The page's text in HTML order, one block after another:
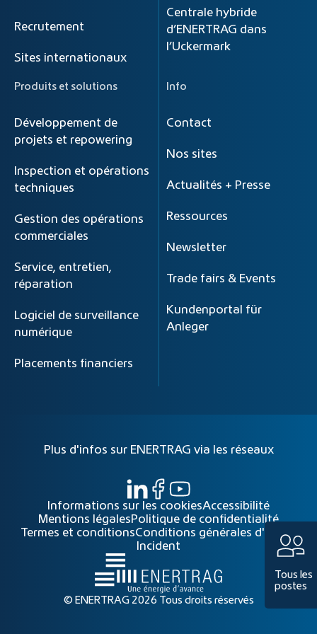
Tous les
postes
Recrutement
Sites internationaux
Centrale hybride
d’ENERTRAG dans
l’Uckermark
Produits et solutions
Développement de
projets et repowering
Inspection et opérations
techniques
Gestion des opérations
commerciales
Service, entretien,
réparation
Logiciel de surveillance
numérique
Placements financiers
Info
Contact
Nos sites
Actualités + Presse
Ressources
Newsletter
Trade fairs & Events
Kundenportal für
Anleger
© ENERTRAG 2026 Tous droits réservés
Plus d'infos sur ENERTRAG via les réseaux
Informations sur les cookiesAccessibilité
Mentions légalesPolitique de confidentialité
Termes et conditionsConditions générales d'achat
Incident